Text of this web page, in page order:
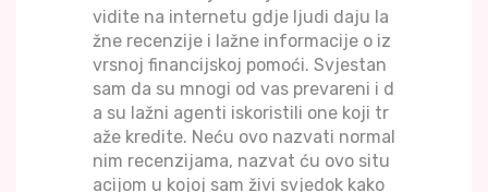
vidite na internetu gdje ljudi daju la
žne recenzije i lažne informacije o iz
vrsnoj financijskoj pomoći. Svjestan
sam da su mnogi od vas prevareni i d
a su lažni agenti iskoristili one koji tr
aže kredite. Neću ovo nazvati normal
nim recenzijama, nazvat ću ovo situ
acijom u kojoj sam živi svjedok kako